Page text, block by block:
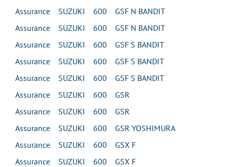
Assurance SUZUKI 600 GSF N BANDIT
Assurance SUZUKI 600 GSF N BANDIT
Assurance SUZUKI 600 GSF S BANDIT
Assurance SUZUKI 600 GSF S BANDIT
Assurance SUZUKI 600 GSF S BANDIT
Assurance SUZUKI 600 GSR
Assurance SUZUKI 600 GSR
Assurance SUZUKI 600 GSR YOSHIMURA
Assurance SUZUKI 600 GSX F
Assurance SUZUKI 600 GSX F